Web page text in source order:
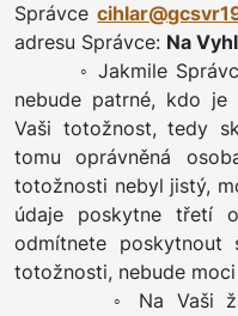
Správce
adresu Správce: Na
◦ Jakmile Správce
nebude patrné, kdo je
Vaši totožnost, tedy
tomu oprávněná
totožnosti nebyl jistý,
údaje poskytne třetí
odmítnete poskytnout
totožnosti, nebude
◦ Na Vaši